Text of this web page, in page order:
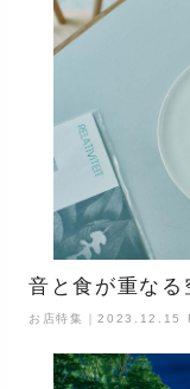
音と食が重な
お店特集｜2023.12.15